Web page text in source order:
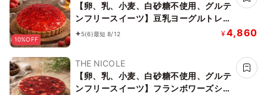
10%OFF
【卵、乳、小麦、白砂糖不使用、グルテ
ンフリースイーツ】豆乳ヨーグルトレア
チーズケーキ 5号 15cm ～豆乳ヨーグル
キ》《無添加》《アレルギー配慮》
5(6)最短 8/12 ¥4,860
THE NICOLE
【卵、乳、小麦、白砂糖不使用、グルテ
ンフリースイーツ】フランボワーズショ